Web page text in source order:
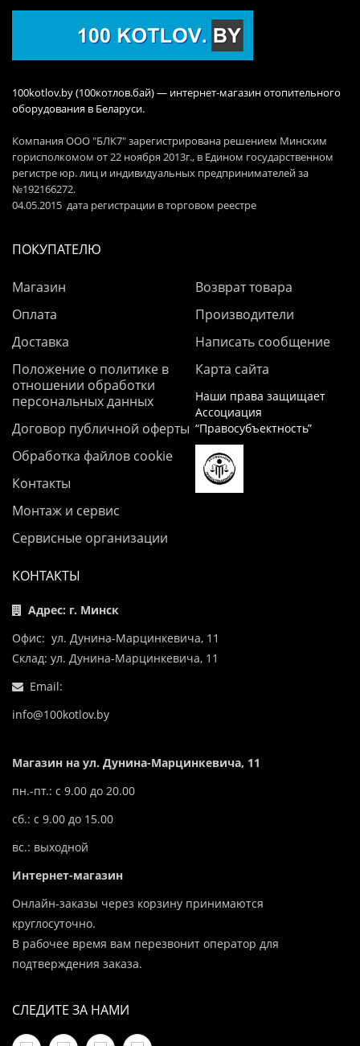
100kotlov.by (100котлов.бай) — интернет-магазин отопительного
оборудования в Беларуси.
Компания ООО "БЛК7" зарегистрирована решением Минским
горисполкомом от 22 ноября 2013г., в Едином государственном
регистре юр. лиц и индивидуальных предпринимателей за
№192166272.
04.05.2015 дата регистрации в торговом реестре
ПОКУПАТЕЛЮ
Магазин
Оплата
Доставка
Положение о политике в
отношении обработки
персональных данных
Договор публичной оферты
Обработка файлов cookie
Контакты
Монтаж и сервис
Сервисные организации
Возврат товара
Производители
Написать сообщение
Карта сайта
Наши права защищает
Ассоциация
“Правосубъектность”
КОНТАКТЫ
Адрес: г. Минск
Офис: ул. Дунина-Марцинкевича, 11
Склад: ул. Дунина-Марцинкевича, 11
Email:
info@100kotlov.by
Магазин на ул. Дунина-Марцинкевича, 11
пн.-пт.: с 9.00 до 20.00
сб.: с 9.00 до 15.00
вс.: выходной
Интернет-магазин
Онлайн-заказы через корзину принимаются
круглосуточно.
В рабочее время вам перезвонит оператор для
подтверждения заказа.
СЛЕДИТЕ ЗА НАМИ